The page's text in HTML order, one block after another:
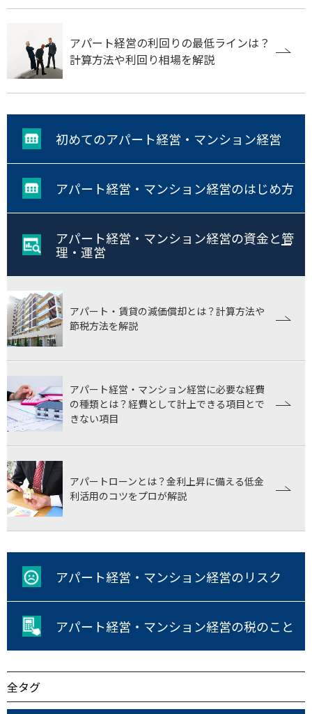
アパート経営の利回りの最低ラインは？
計算方法や利回り相場を解説
初めてのアパート経営・マンション経営
アパート経営・マンション経営のはじめ方
アパート経営・マンション経営の資金と管
理・運営
アパート・賃貸の減価償却とは？計算方法や
節税方法を解説
アパート経営・マンション経営に必要な経費
の種類とは？経費として計上できる項目とで
きない項目
アパートローンとは？金利上昇に備える低金
利活用のコツをプロが解説
アパート経営・マンション経営のリスク
アパート経営・マンション経営の税のこと
全タグ